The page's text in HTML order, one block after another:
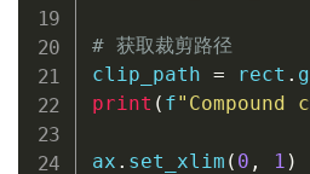
# 获取裁剪路径
clip_path = rect .
print ( f
ax . set_xlim ( 0 , 1 )